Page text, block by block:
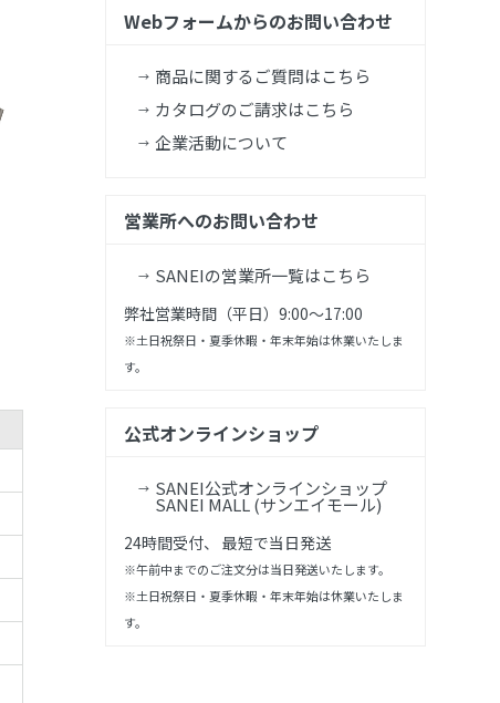
Webフォームからのお問い合わせ
商品に関するご質問はこちら
カタログのご請求はこちら
企業活動について
営業所へのお問い合わせ
SANEIの営業所一覧はこちら
弊社営業時間（平日）9:00～17:00
※土日祝祭日・夏季休暇・年末年始は休業いたしま
す。
公式オンラインショップ
SANEI公式オンラインショップ
SANEI MALL (サンエイモール)
24時間受付、 最短で当日発送
※午前中までのご注文分は当日発送いたします。
※土日祝祭日・夏季休暇・年末年始は休業いたしま
す。